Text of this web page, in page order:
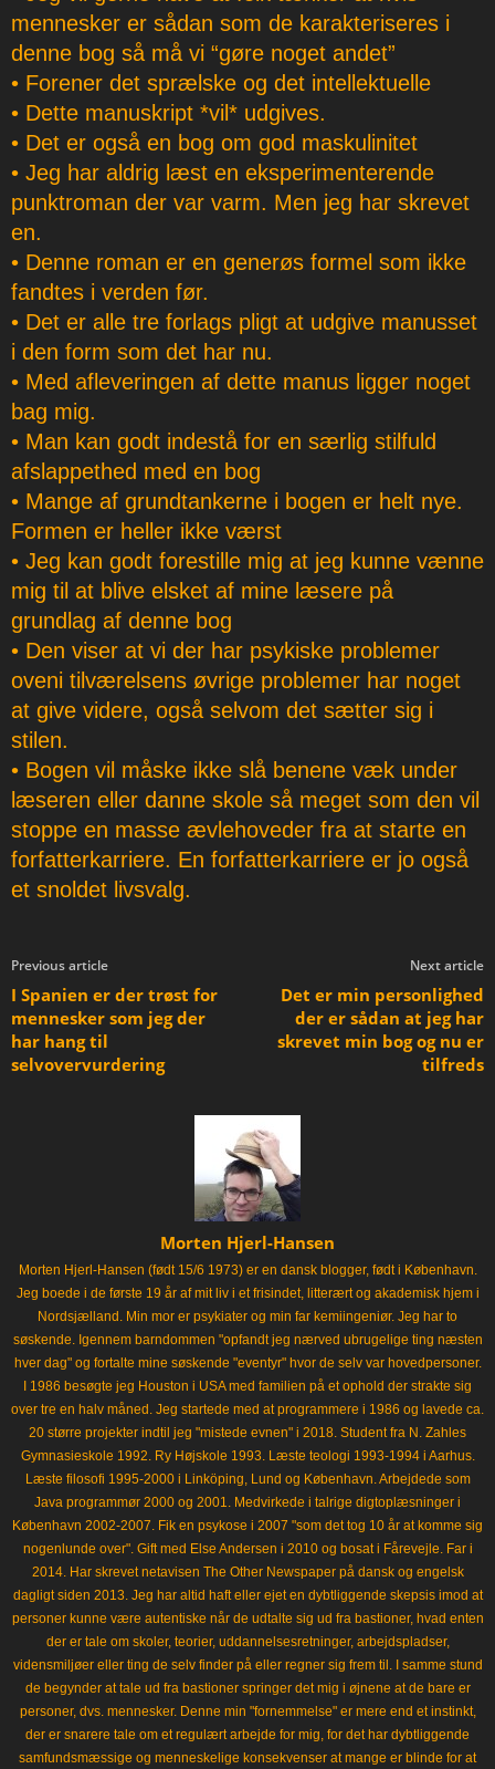
mennesker er sådan som de karakteriseres i
denne bog så må vi “gøre noget andet”
• Forener det sprælske og det intellektuelle
• Dette manuskript *vil* udgives.
• Det er også en bog om god maskulinitet
• Jeg har aldrig læst en eksperimenterende
punktroman der var varm. Men jeg har skrevet
en.
• Denne roman er en generøs formel som ikke
fandtes i verden før.
• Det er alle tre forlags pligt at udgive manusset
i den form som det har nu.
• Med afleveringen af dette manus ligger noget
bag mig.
• Man kan godt indestå for en særlig stilfuld
afslappethed med en bog
• Mange af grundtankerne i bogen er helt nye.
Formen er heller ikke værst
• Jeg kan godt forestille mig at jeg kunne vænne
mig til at blive elsket af mine læsere på
grundlag af denne bog
• Den viser at vi der har psykiske problemer
oveni tilværelsens øvrige problemer har noget
at give videre, også selvom det sætter sig i
stilen.
• Bogen vil måske ikke slå benene væk under
læseren eller danne skole så meget som den vil
stoppe en masse ævlehoveder fra at starte en
forfatterkarriere. En forfatterkarriere er jo også
et snoldet livsvalg.
Previous article
I Spanien er der trøst for
mennesker som jeg der
har hang til
selvovervurdering
Next article
Det er min personlighed
der er sådan at jeg har
skrevet min bog og nu er
tilfreds
Morten Hjerl-Hansen
Morten Hjerl-Hansen (født 15/6 1973) er en dansk blogger, født i København.
Jeg boede i de første 19 år af mit liv i et frisindet, litterært og akademisk hjem i
Nordsjælland. Min mor er psykiater og min far kemiingeniør. Jeg har to
søskende. Igennem barndommen "opfandt jeg nærved ubrugelige ting næsten
hver dag" og fortalte mine søskende "eventyr" hvor de selv var hovedpersoner.
I 1986 besøgte jeg Houston i USA med familien på et ophold der strakte sig
over tre en halv måned. Jeg startede med at programmere i 1986 og lavede ca.
20 større projekter indtil jeg "mistede evnen" i 2018. Student fra N. Zahles
Gymnasieskole 1992. Ry Højskole 1993. Læste teologi 1993-1994 i Aarhus.
Læste filosofi 1995-2000 i Linköping, Lund og København. Arbejdede som
Java programmør 2000 og 2001. Medvirkede i talrige digtoplæsninger i
København 2002-2007. Fik en psykose i 2007 "som det tog 10 år at komme sig
nogenlunde over". Gift med Else Andersen i 2010 og bosat i Fårevejle. Far i
2014. Har skrevet netavisen The Other Newspaper på dansk og engelsk
dagligt siden 2013. Jeg har altid haft eller ejet en dybtliggende skepsis imod at
personer kunne være autentiske når de udtalte sig ud fra bastioner, hvad enten
der er tale om skoler, teorier, uddannelsesretninger, arbejdspladser,
vidensmiljøer eller ting de selv finder på eller regner sig frem til. I samme stund
de begynder at tale ud fra bastioner springer det mig i øjnene at de bare er
personer, dvs. mennesker. Denne min "fornemmelse" er mere end et instinkt,
der er snarere tale om et regulært arbejde for mig, for det har dybtliggende
samfundsmæssige og menneskelige konsekvenser at mange er blinde for at